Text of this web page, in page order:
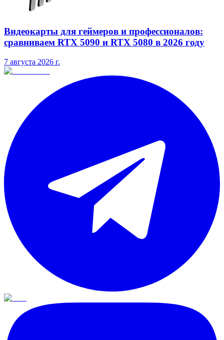
Видеокарты для геймеров и профессионалов:
сравниваем RTX 5090 и RTX 5080 в 2026 году
7 августа 2026 г.